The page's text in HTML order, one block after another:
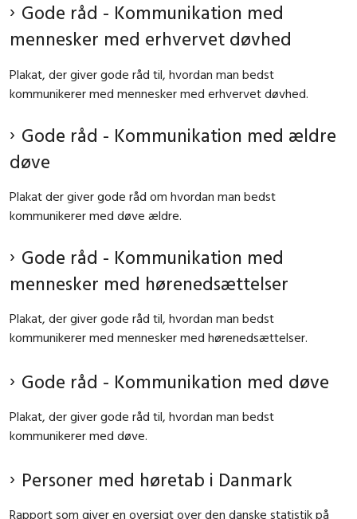
Gode råd - Kommunikation med
mennesker med erhvervet døvhed
Plakat, der giver gode råd til, hvordan man bedst
kommunikerer med mennesker med erhvervet døvhed.
Gode råd - Kommunikation med ældre
døve
Plakat der giver gode råd om hvordan man bedst
kommunikerer med døve ældre.
Gode råd - Kommunikation med
mennesker med hørenedsættelser
Plakat, der giver gode råd til, hvordan man bedst
kommunikerer med mennesker med hørenedsættelser.
Gode råd - Kommunikation med døve
Plakat, der giver gode råd til, hvordan man bedst
kommunikerer med døve.
Personer med høretab i Danmark
Rapport som giver en oversigt over den danske statistik på